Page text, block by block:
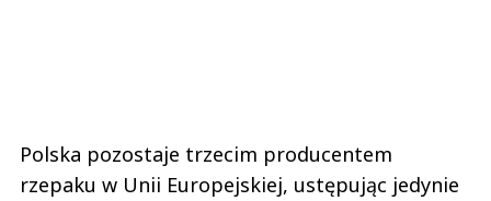
Polska pozostaje trzecim producentem
rzepaku w Unii Europejskiej, ustępując jedynie